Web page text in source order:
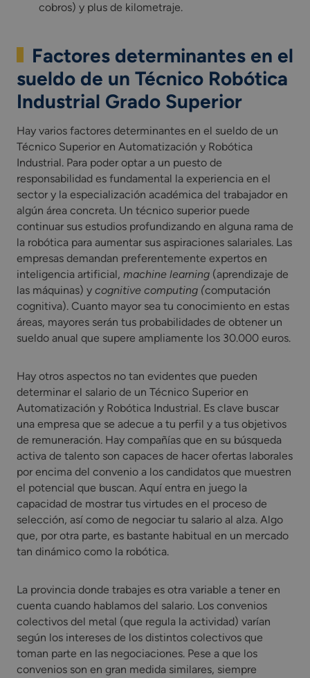
cobros) y plus de kilometraje.
Factores determinantes en el
sueldo de un Técnico Robótica
Industrial Grado Superior
Hay varios factores determinantes en el sueldo de un
Técnico Superior en Automatización y Robótica
Industrial. Para poder optar a un puesto de
responsabilidad es fundamental la experiencia en el
sector y la especialización académica del trabajador en
algún área concreta. Un técnico superior puede
continuar sus estudios profundizando en alguna rama de
la robótica para aumentar sus aspiraciones salariales. Las
empresas demandan preferentemente expertos en
inteligencia artificial, machine learning (aprendizaje de
las máquinas) y cognitive computing (computación
cognitiva). Cuanto mayor sea tu conocimiento en estas
áreas, mayores serán tus probabilidades de obtener un
sueldo anual que supere ampliamente los 30.000 euros.
Hay otros aspectos no tan evidentes que pueden
determinar el salario de un Técnico Superior en
Automatización y Robótica Industrial. Es clave buscar
una empresa que se adecue a tu perfil y a tus objetivos
de remuneración. Hay compañías que en su búsqueda
activa de talento son capaces de hacer ofertas laborales
por encima del convenio a los candidatos que muestren
el potencial que buscan. Aquí entra en juego la
capacidad de mostrar tus virtudes en el proceso de
selección, así como de negociar tu salario al alza. Algo
que, por otra parte, es bastante habitual en un mercado
tan dinámico como la robótica.
La provincia donde trabajes es otra variable a tener en
cuenta cuando hablamos del salario. Los convenios
colectivos del metal (que regula la actividad) varían
según los intereses de los distintos colectivos que
toman parte en las negociaciones. Pese a que los
convenios son en gran medida similares, siempre